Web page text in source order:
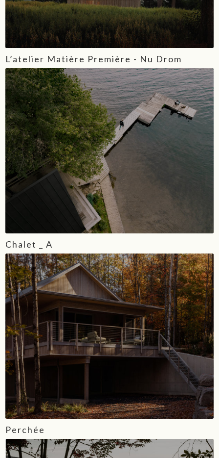
L’atelier Matière Première - Nu Drom
Chalet _ A
Perchée